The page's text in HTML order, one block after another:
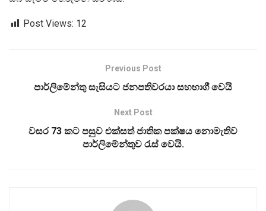
Post Views: 12
Previous Post
පාර්ලිමේන්තු සැසියට ජනපතිවරයා සහභාගී වෙයි
Next Post
වසර 73 කට පසුව එක්සත් ජාතික පක්ෂය නොමැතිව
පාර්ලිමේන්තුව රැස් වෙයි.